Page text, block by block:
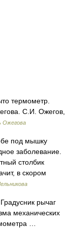
термометр.
С.И. Ожегов,
Ожегова
под мышку
заболевание.
столбик
в скором
рычаг
механических
…